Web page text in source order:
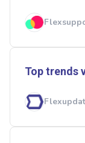
Top trends